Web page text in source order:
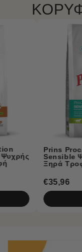
Grain Free
Έκθλιψης
Σκύλου 3kg